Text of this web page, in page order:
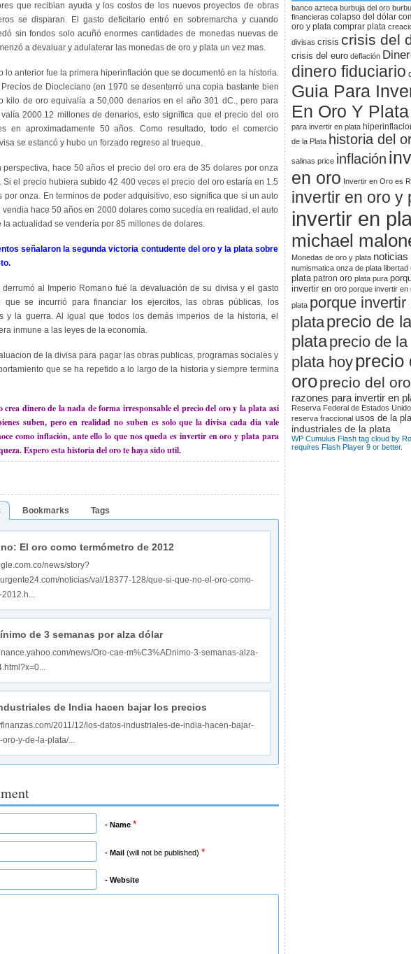
que recibian ayuda y los costos de los nuevos proyectos de obras
se disparan. El gasto deficitario entró en sobremarcha y cuando
sin fondos solo acuñó enormes cantidades de monedas nuevas de
a devaluar y adulaterar las monedas de oro y plata un vez mas.
lo anterior fue la primera hiperinflación que se documentó en la historia.
de Diocleciano (en 1970 se desenterró una copia bastante bien
kilo de oro equivalía a 50,000 denarios en el año 301 dC., pero para
2000.12 millones de denarios, esto significa que el precio del oro
en aproximadamente 50 años. Como resultado, todo el comercio
se estancó y hubo un forzado regreso al trueque.
perspectiva, hace 50 años el precio del oro era de 35 dolares por onza
Si el precio hubiera subido 42 400 veces el precio del oro estaría en 1.5
por onza. En terminos de poder adquisitivo, eso significa que si un auto
hace 50 años en 2000 dolares como sucedía en realidad, el auto
la actualidad se vendería por 85 millones de dolares.
señalaron la segunda victoria contudente del oro y la plata sobre
derrumó al Imperio Romano fué la devaluación de su divisa y el gasto
que se incurrió para financiar los ejercitos, las obras públicas, los
y la guerra. Al igual que todos los demás imperios de la historia, el
inmune a las leyes de la economía.
de la divisa para pagar las obras publicas, programas sociales y
que se ha repetido a lo largo de la historia y siempre termina
dinero de la nada de forma irresponsable el precio del oro y la plata asi
suben, pero en realidad no suben es solo que la divisa cada dia vale
como inflación, ante ello lo que nos queda es invertir en oro y plata para
Espero esta historia del oro te haya sido util.
Bookmarks Tags
El oro como termómetro de 2012
news/story?
noticias/val/18377-128/que-si-que-no-el-oro-como-
de 3 semanas por alza dólar
news/Oro-cae-m%C3%ADnimo-3-semanas-alza-
de India hacen bajar los precios
2011/12/los-datos-industriales-de-india-hacen-bajar-
oro-y-de-la-plata/...
- Name *
- Mail (will not be published) *
- Website
banco azteca burbuja del oro
financieras colapso del dólar
oro y plata comprar plata
divisas crisis crisis del
crisis del euro deflación
dinero fiduciario
Guia Para
En Oro Y Plata
para invertir en plata
de la Plata historia del
salinas price inflación
en oro Invertir en Oro es
invertir en oro y
invertir en
michael
Monedas de oro y plata noticias
numismatica onza de plata libertad
plata patron oro plata pura
invertir en oro porque invertir en
plata porque invertir
plataprecio de la
plataprecio de la
plata hoyprecio
oroprecio del
razones para invertir en
Reserva Federal de Estados
reserva fraccional usos de la
industriales de la plata
WP Cumulus Flash tag cloud by
requires Flash Player 9 or better.